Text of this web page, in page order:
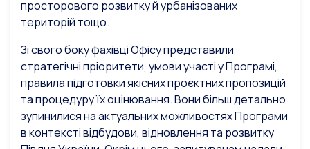
просторового розвитку й урбанізованих
територій тощо.
Зі свого боку фахівці Офісу представили
стратегічні пріоритети, умови участі у Програмі,
правила підготовки якісних проєктних пропозицій
та процедуру їх оцінювання. Вони більш детально
зупинилися на актуальних можливостях Програми
в контексті відбудови, відновлення та розвитку